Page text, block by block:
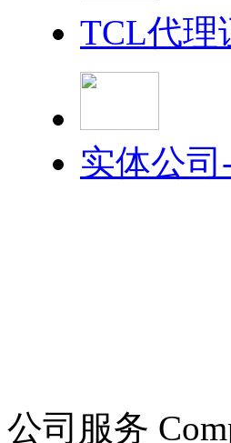
TCL代理
实体公司
公司服务